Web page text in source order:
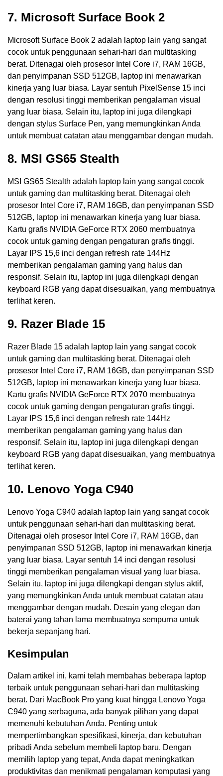
7. Microsoft Surface Book 2
Microsoft Surface Book 2 adalah laptop lain yang sangat
cocok untuk penggunaan sehari-hari dan multitasking
berat. Ditenagai oleh prosesor Intel Core i7, RAM 16GB,
dan penyimpanan SSD 512GB, laptop ini menawarkan
kinerja yang luar biasa. Layar sentuh PixelSense 15 inci
dengan resolusi tinggi memberikan pengalaman visual
yang luar biasa. Selain itu, laptop ini juga dilengkapi
dengan stylus Surface Pen, yang memungkinkan Anda
untuk membuat catatan atau menggambar dengan mudah.
8. MSI GS65 Stealth
MSI GS65 Stealth adalah laptop lain yang sangat cocok
untuk gaming dan multitasking berat. Ditenagai oleh
prosesor Intel Core i7, RAM 16GB, dan penyimpanan SSD
512GB, laptop ini menawarkan kinerja yang luar biasa.
Kartu grafis NVIDIA GeForce RTX 2060 membuatnya
cocok untuk gaming dengan pengaturan grafis tinggi.
Layar IPS 15,6 inci dengan refresh rate 144Hz
memberikan pengalaman gaming yang halus dan
responsif. Selain itu, laptop ini juga dilengkapi dengan
keyboard RGB yang dapat disesuaikan, yang membuatnya
terlihat keren.
9. Razer Blade 15
Razer Blade 15 adalah laptop lain yang sangat cocok
untuk gaming dan multitasking berat. Ditenagai oleh
prosesor Intel Core i7, RAM 16GB, dan penyimpanan SSD
512GB, laptop ini menawarkan kinerja yang luar biasa.
Kartu grafis NVIDIA GeForce RTX 2070 membuatnya
cocok untuk gaming dengan pengaturan grafis tinggi.
Layar IPS 15,6 inci dengan refresh rate 144Hz
memberikan pengalaman gaming yang halus dan
responsif. Selain itu, laptop ini juga dilengkapi dengan
keyboard RGB yang dapat disesuaikan, yang membuatnya
terlihat keren.
10. Lenovo Yoga C940
Lenovo Yoga C940 adalah laptop lain yang sangat cocok
untuk penggunaan sehari-hari dan multitasking berat.
Ditenagai oleh prosesor Intel Core i7, RAM 16GB, dan
penyimpanan SSD 512GB, laptop ini menawarkan kinerja
yang luar biasa. Layar sentuh 14 inci dengan resolusi
tinggi memberikan pengalaman visual yang luar biasa.
Selain itu, laptop ini juga dilengkapi dengan stylus aktif,
yang memungkinkan Anda untuk membuat catatan atau
menggambar dengan mudah. Desain yang elegan dan
baterai yang tahan lama membuatnya sempurna untuk
bekerja sepanjang hari.
Kesimpulan
Dalam artikel ini, kami telah membahas beberapa laptop
terbaik untuk penggunaan sehari-hari dan multitasking
berat. Dari MacBook Pro yang kuat hingga Lenovo Yoga
C940 yang serbaguna, ada banyak pilihan yang dapat
memenuhi kebutuhan Anda. Penting untuk
mempertimbangkan spesifikasi, kinerja, dan kebutuhan
pribadi Anda sebelum membeli laptop baru. Dengan
memilih laptop yang tepat, Anda dapat meningkatkan
produktivitas dan menikmati pengalaman komputasi yang